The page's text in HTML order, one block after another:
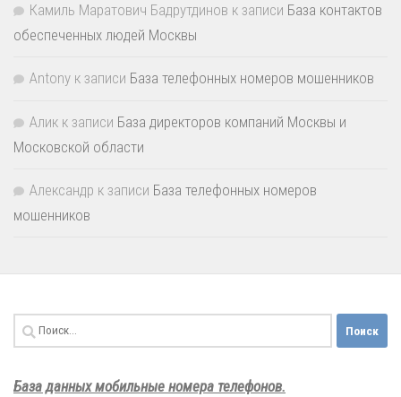
Камиль Маратович Бадрутдинов к записи База контактов
обеспеченных людей Москвы
Antony к записи База телефонных номеров мошенников
Алик к записи База директоров компаний Москвы и
Московской области
Александр к записи База телефонных номеров
мошенников
Найти:
База данных мобильные номера телефонов.